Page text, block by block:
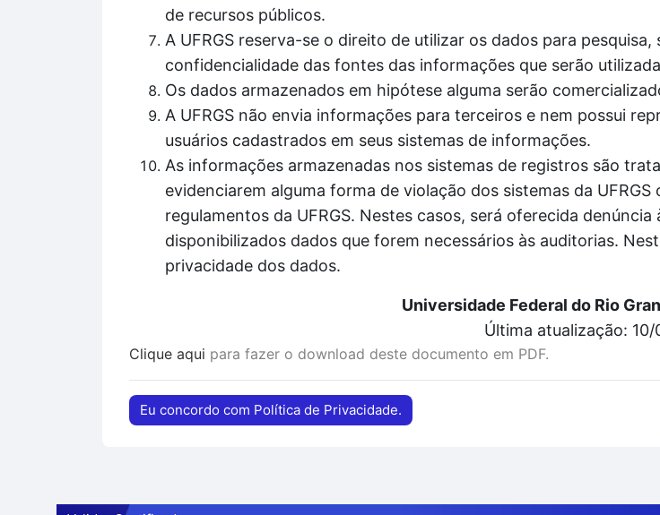
de recursos públicos.
A UFRGS reserva-se o direito de utilizar os dados para
confidencialidade das fontes das informações que serão
Os dados armazenados em hipótese alguma serão
A UFRGS não envia informações para terceiros e nem possui
usuários cadastrados em seus sistemas de informações.
As informações armazenadas nos sistemas de registros são
evidenciarem alguma forma de violação dos sistemas da
regulamentos da UFRGS. Nestes casos, será oferecida
disponibilizados dados que forem necessários às auditorias.
privacidade dos dados.
Universidade Federal do Rio
Última atualização:
Clique aqui para fazer o download deste documento em PDF.
Eu concordo com Política de Privacidade.